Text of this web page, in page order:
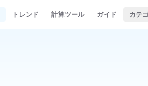
トレンド 計算ツール ガイド カテ